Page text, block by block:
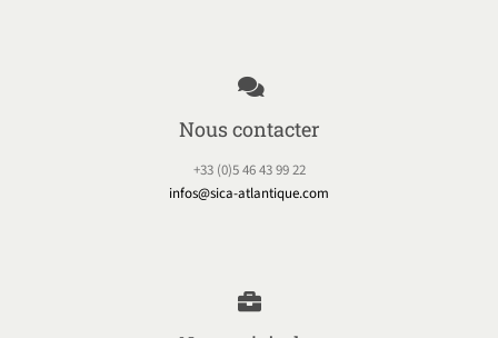
Nous contacter
+33 (0)5 46 43 99 22
infos@sica-atlantique.com